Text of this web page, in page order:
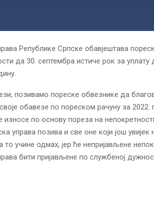
Републике Српске обавјештава
да 30. септембра истиче рок за уплату
позивамо пореске обвезнике да
обавезе по пореском рачуну за 2022.
износе по основу пореза на
управа позива и све оне који још увијек
то учине одмах, јер ће непријављене
бити пријављене по службеној